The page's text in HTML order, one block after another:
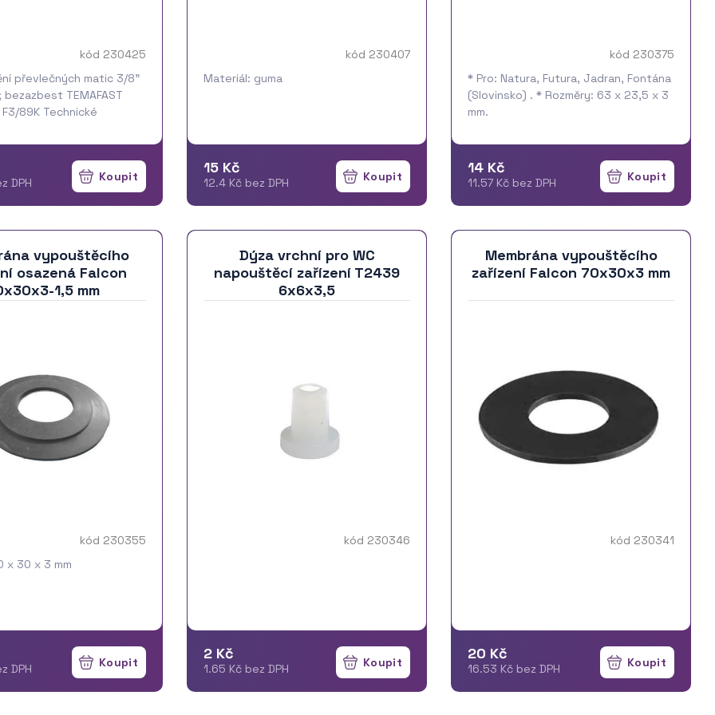
kód 230425
převlečných matic 3/8"
TEMAFAST
89K Technické
deska s NBR vlákny
Max. tlak:40 bar
více
DPH
kód 230407
Materiál: guma
15 Kč
12.4 Kč bez DPH
kód 230375
* Pro: Natura, Futura, Jadran, Fontána
(Slovinsko) . * Rozměry: 63 x 23,5 x 3
mm.
14 Kč
11.57 Kč bez DPH
vypouštěcího
osazená Falcon
1,5 mm
kód 230355
x 30 x 3 mm
DPH
Dýza vrchní pro WC
napouštěcí zařízení T2439
6x6x3,5
kód 230346
2 Kč
1.65 Kč bez DPH
Membrána vypouštěcího
zařízení Falcon 70x30x3 mm
kód 230341
20 Kč
16.53 Kč bez DPH